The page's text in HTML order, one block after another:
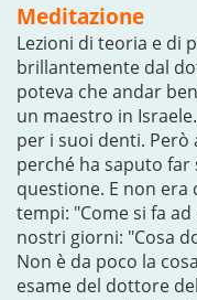
Meditazione
Lezioni di teoria e di
brillantemente dal
poteva che andar
un maestro in
per i suoi denti.
perché ha saputo
questione. E non era
tempi: "Come si fa
nostri giorni: "Cosa
Non è da poco la
esame del dottore